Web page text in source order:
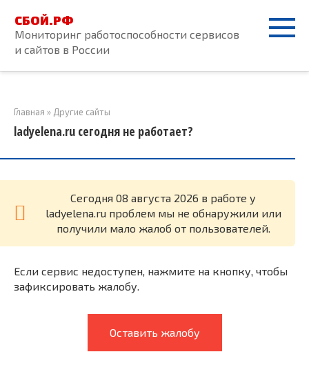
контенту
СБОЙ.РФ
Мониторинг работоспособности сервисов
и сайтов в России
Главная » Другие сайты
ladyelena.ru сегодня не работает?
Cегодня 08 августа 2026 в работе у
ladyelena.ru проблем мы не обнаружили или
получили мало жалоб от пользователей.
Если сервис недоступен, нажмите на кнопку, чтобы
зафиксировать жалобу.
Оставить жалобу